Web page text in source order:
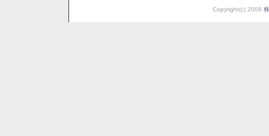
Copyright(c) 2008